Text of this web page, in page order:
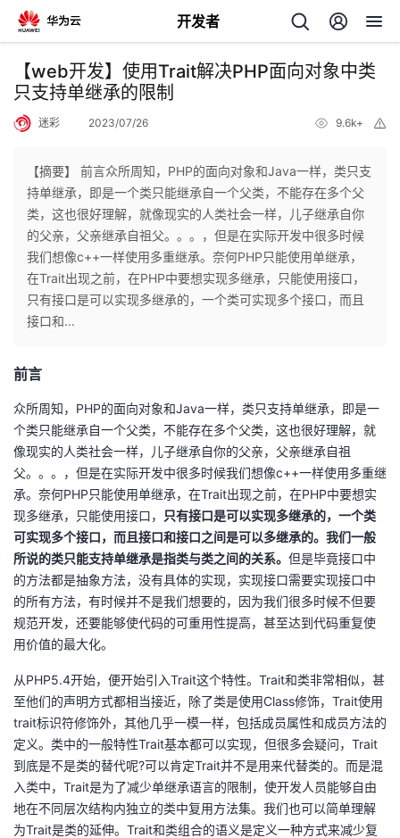
开发者
返
回
个
人
主
我
的
者
我
的
博
客
我
的
论
坛
我
的
圈
子
我
的
直
播
我
的
活
动
我
的
关
注
我
的
开
我
的
我
【web开发】使用Trait解决PHP面向对象中类
只支持单继承的限制
迷彩 2023/07/26 9.6k+
【摘要】 前言众所周知，PHP的面向对象和Java一样，类只支
持单继承，即是一个类只能继承自一个父类，不能存在多个父
类，这也很好理解，就像现实的人类社会一样，儿子继承自你
的父亲，父亲继承自祖父。。。，但是在实际开发中很多时候
我们想像c++一样使用多重继承。奈何PHP只能使用单继承，
在Trait出现之前，在PHP中要想实现多继承，只能使用接口，
只有接口是可以实现多继承的，一个类可实现多个接口，而且
接口和...
前言
众所周知，PHP的面向对象和Java一样，类只支持单继承，即是一
个类只能继承自一个父类，不能存在多个父类，这也很好理解，就
像现实的人类社会一样，儿子继承自你的父亲，父亲继承自祖
父。。。，但是在实际开发中很多时候我们想像c++一样使用多重继
承。奈何PHP只能使用单继承，在Trait出现之前，在PHP中要想实
现多继承，只能使用接口，
只有接口是可以实现多继承的，一个类
可实现多个接口，而且接口和接口之间是可以多继承的。我们一般
所说的类只能支持单继承是指类与类之间的关系。 但是毕竟接口中
的方法都是抽象方法，没有具体的实现，实现接口需要实现接口中
的所有方法，有时候并不是我们想要的，因为我们很多时候不但要
规范开发，还要能够使代码的可重用性提高，甚至达到代码重复使
用价值的最大化。
从PHP5.4开始，便开始引入Trait这个特性。Trait和类非常相似，甚
至他们的声明方式都相当接近，除了类是使用Class修饰，Trait使用
trait标识符修饰外，其他几乎一模一样，包括成员属性和成员方法的
定义。类中的一般特性Trait基本都可以实现，但很多会疑问，Trait
到底是不是类的替代呢?可以肯定Trait并不是用来代替类的。而是混
入类中，Trait是为了减少单继承语言的限制，使开发人员能够自由
地在不同层次结构内独立的类中复用方法集。我们也可以简单理解
为Trait是类的延伸。Trait和类组合的语义是定义一种方式来减少复